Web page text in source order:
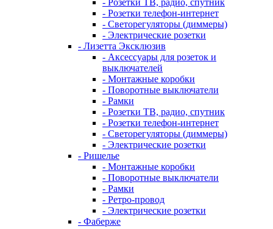
- Розетки ТВ, радио, спутник
- Розетки телефон-интернет
- Светорегуляторы (диммеры)
- Электрические розетки
- Лизетта Эксклюзив
- Аксессуары для розеток и
выключателей
- Монтажные коробки
- Поворотные выключатели
- Рамки
- Розетки ТВ, радио, спутник
- Розетки телефон-интернет
- Светорегуляторы (диммеры)
- Электрические розетки
- Ришелье
- Монтажные коробки
- Поворотные выключатели
- Рамки
- Ретро-провод
- Электрические розетки
- Фаберже